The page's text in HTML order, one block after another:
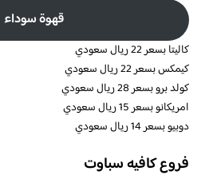
قهوة سوداء
كاليتا بسعر 22 ريال سعودي
كيمكس بسعر 22 ريال سعودي
كولد برو بسعر 28 ريال سعودي
امريكانو بسعر 15 ريال سعودي
دوبيو بسعر 14 ريال سعودي
فروع كافيه سباوت